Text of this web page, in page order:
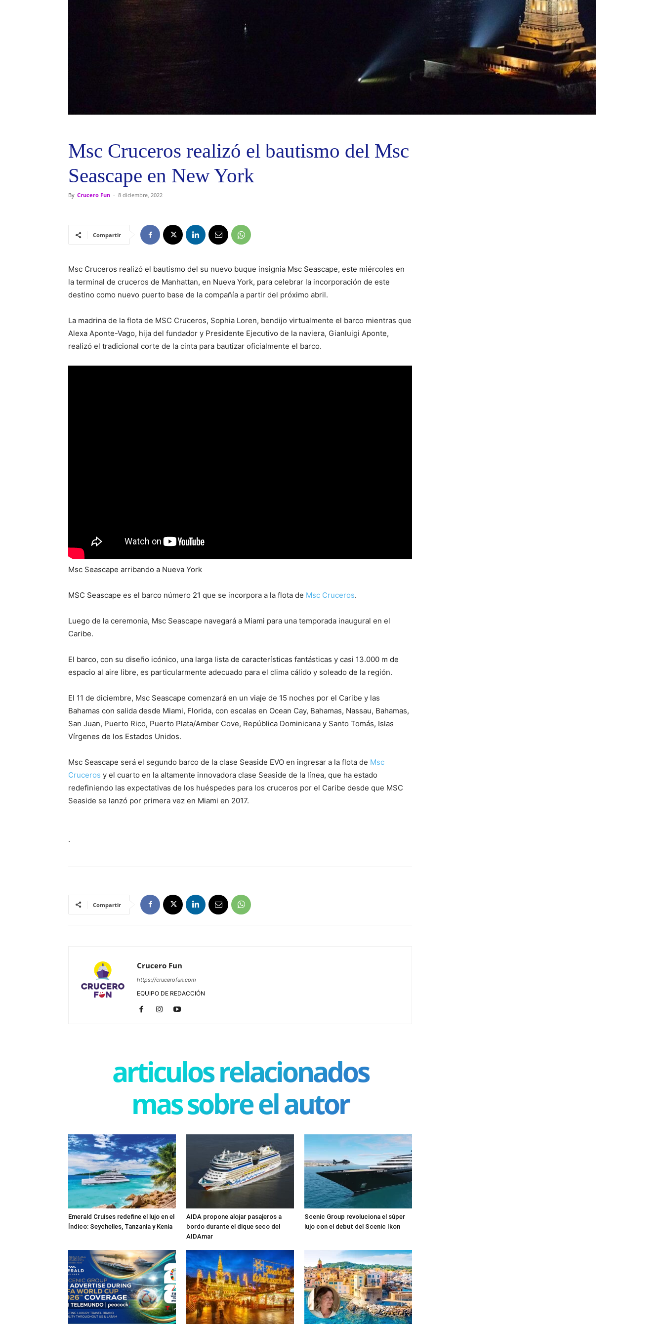
Msc Cruceros realizó el bautismo del Msc
Seascape en New York
By Crucero Fun - 8 diciembre, 2022
Compartir
Msc Cruceros realizó el bautismo del su nuevo buque insignia Msc Seascape, este miércoles en
la terminal de cruceros de Manhattan, en Nueva York, para celebrar la incorporación de este
destino como nuevo puerto base de la compañía a partir del próximo abril.
La madrina de la flota de MSC Cruceros, Sophia Loren, bendijo virtualmente el barco mientras que
Alexa Aponte-Vago, hija del fundador y Presidente Ejecutivo de la naviera, Gianluigi Aponte,
realizó el tradicional corte de la cinta para bautizar oficialmente el barco.
Msc Seascape arribando a Nueva York
MSC Seascape es el barco número 21 que se incorpora a la flota de Msc Cruceros.
Luego de la ceremonia, Msc Seascape navegará a Miami para una temporada inaugural en el
Caribe.
El barco, con su diseño icónico, una larga lista de características fantásticas y casi 13.000 m de
espacio al aire libre, es particularmente adecuado para el clima cálido y soleado de la región.
El 11 de diciembre, Msc Seascape comenzará en un viaje de 15 noches por el Caribe y las
Bahamas con salida desde Miami, Florida, con escalas en Ocean Cay, Bahamas, Nassau, Bahamas,
San Juan, Puerto Rico, Puerto Plata/Amber Cove, República Dominicana y Santo Tomás, Islas
Vírgenes de los Estados Unidos.
Msc Seascape será el segundo barco de la clase Seaside EVO en ingresar a la flota de Msc
Cruceros y el cuarto en la altamente innovadora clase Seaside de la línea, que ha estado
redefiniendo las expectativas de los huéspedes para los cruceros por el Caribe desde que MSC
Seaside se lanzó por primera vez en Miami en 2017.
.
Compartir
Crucero Fun
https://crucerofun.com
EQUIPO DE REDACCIÓN
articulos relacionados
mas sobre el autor
Emerald Cruises redefine el lujo en el
Índico: Seychelles, Tanzania y Kenia
AIDA propone alojar pasajeros a
bordo durante el dique seco del
AIDAmar
Scenic Group revoluciona el súper
lujo con el debut del Scenic Ikon